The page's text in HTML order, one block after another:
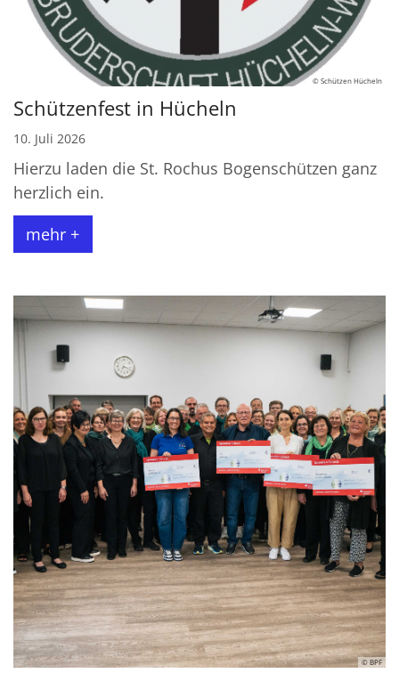
© Schützen Hücheln
Schützenfest in Hücheln
10. Juli 2026
Hierzu laden die St. Rochus Bogenschützen ganz
herzlich ein.
mehr +
© BPF